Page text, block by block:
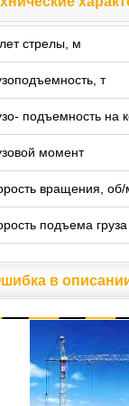
стрелы, м
т
подъемность на
момент
вращения, об/
подъема груза